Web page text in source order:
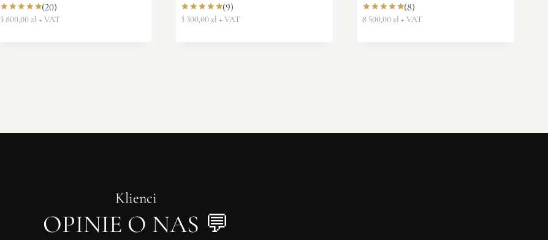
Oceniono
(20)
3 800,00zł + VAT
Oceniono
(9)
3 300,00zł + VAT
Oceniono
(8)
8 500,00zł + VAT
Klienci
OPINIE O NAS 💬